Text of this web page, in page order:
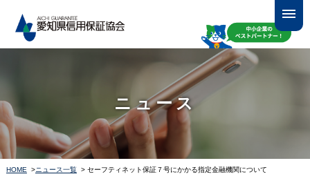
ニュース
HOME >ニュース一覧> セーフティネット保証７号にかかる指定金融機関について